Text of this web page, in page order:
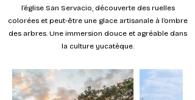
l’église San Servacio, découverte des ruelles
colorées et peut-être une glace artisanale à l’ombre
des arbres. Une immersion douce et agréable dans
la culture yucatèque.